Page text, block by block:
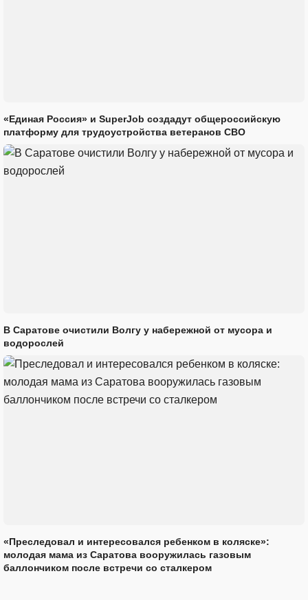
«Единая Россия» и SuperJob создадут общероссийскую
платформу для трудоустройства ветеранов СВО
В Саратове очистили Волгу у набережной от мусора и
водорослей
«Преследовал и интересовался ребенком в коляске»:
молодая мама из Саратова вооружилась газовым
баллончиком после встречи со сталкером